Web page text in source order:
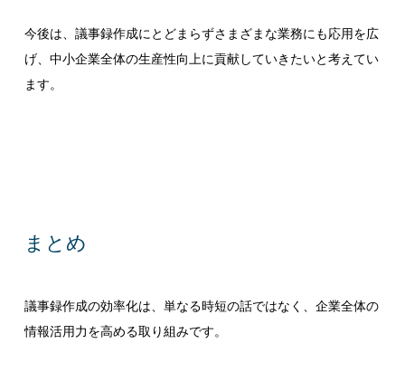
今後は、議事録作成にとどまらずさまざまな業務にも応用を広
げ、中小企業全体の生産性向上に貢献していきたいと考えてい
ます。
まとめ
議事録作成の効率化は、単なる時短の話ではなく、企業全体の
情報活用力を高める取り組みです。